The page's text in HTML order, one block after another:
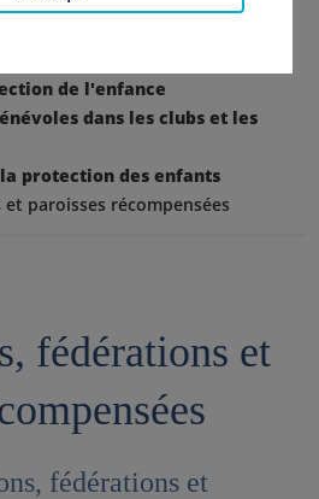
famille
de l'enfance
dans les clubs et les
protection des enfants
paroisses récompensées
fédérations et
fédérations et